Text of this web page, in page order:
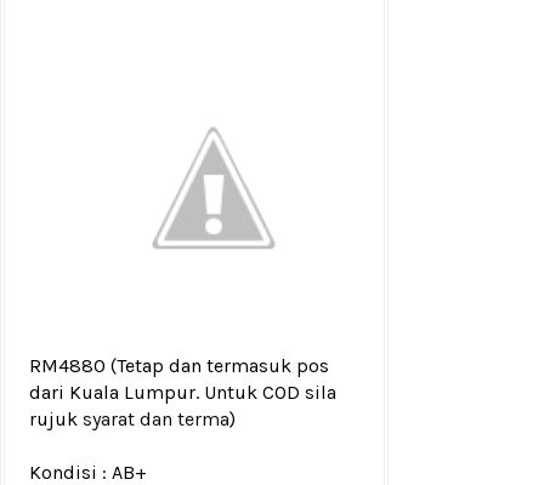
RM4880 (Tetap dan termasuk pos
dari Kuala Lumpur. Untuk COD sila
rujuk syarat dan terma)
Kondisi : AB+